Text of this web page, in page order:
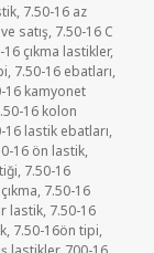
, 7.50-16 az
satış, 7.50-16 C
16 çıkma lastikler,
, 7.50-16 ebatları,
16 kamyonet
16 kolon
16 lastik ebatları,
16 ön lastik,
, 7.50-16
, 7.50-16
lastik, 7.50-16
, 7.50-16ön tipi,